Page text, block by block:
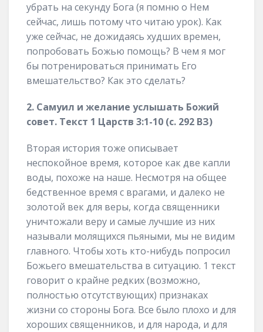
убрать на секунду Бога (я помню о Нем
сейчас, лишь потому что читаю урок). Как
уже сейчас, не дожидаясь худших времен,
попробовать Божью помощь? В чем я мог
бы потренироваться принимать Его
вмешательство? Как это сделать?
2. Самуил и желание услышать Божий
совет. Текст 1 Царств 3:1-10 (с. 292 ВЗ)
Вторая история тоже описывает
неспокойное время, которое как две капли
воды, похоже на наше. Несмотря на общее
бедственное время с врагами, и далеко не
золотой век для веры, когда священники
уничтожали веру и самые лучшие из них
называли молящихся пьяными, мы не видим
главного. Чтобы хоть кто-нибудь попросил
Божьего вмешательства в ситуацию. 1 текст
говорит о крайне редких (возможно,
полностью отсутствующих) признаках
жизни со стороны Бога. Все было плохо и для
хороших священников, и для народа, и для